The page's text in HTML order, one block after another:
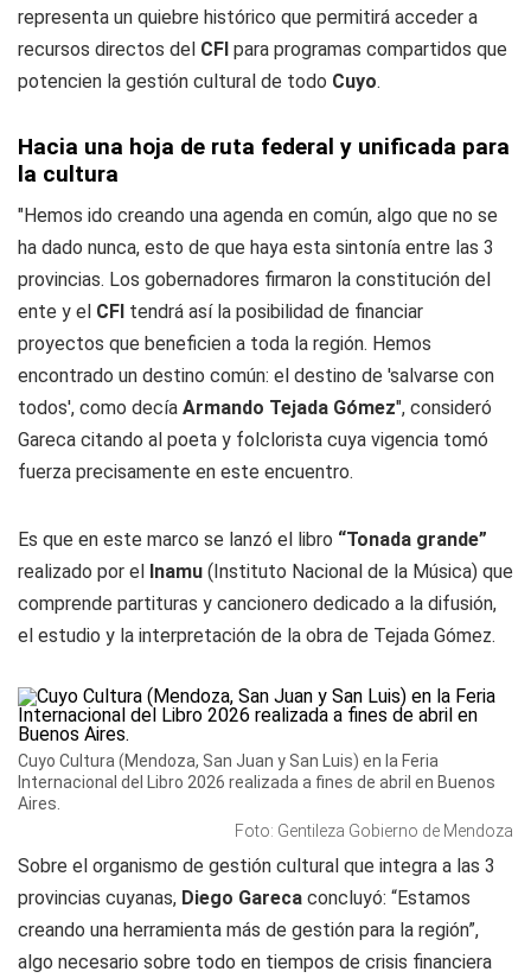
representa un quiebre histórico que permitirá acceder a
recursos directos del CFI para programas compartidos que
potencien la gestión cultural de todo Cuyo.
Hacia una hoja de ruta federal y unificada para
la cultura
"Hemos ido creando una agenda en común, algo que no se
ha dado nunca, esto de que haya esta sintonía entre las 3
provincias. Los gobernadores firmaron la constitución del
ente y el CFI tendrá así la posibilidad de financiar
proyectos que beneficien a toda la región. Hemos
encontrado un destino común: el destino de 'salvarse con
todos', como decía Armando Tejada Gómez", consideró
Gareca citando al poeta y folclorista cuya vigencia tomó
fuerza precisamente en este encuentro.
Es que en este marco se lanzó el libro “Tonada grande”
realizado por el Inamu (Instituto Nacional de la Música) que
comprende partituras y cancionero dedicado a la difusión,
el estudio y la interpretación de la obra de Tejada Gómez.
Cuyo Cultura (Mendoza, San Juan y San Luis) en la Feria
Internacional del Libro 2026 realizada a fines de abril en Buenos
Aires.
Foto: Gentileza Gobierno de Mendoza
Sobre el organismo de gestión cultural que integra a las 3
provincias cuyanas, Diego Gareca concluyó: “Estamos
creando una herramienta más de gestión para la región”,
algo necesario sobre todo en tiempos de crisis financiera